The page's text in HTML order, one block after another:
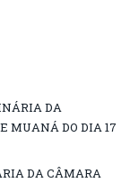
DA
MUANÁ DO DIA 17
DA CÂMARA